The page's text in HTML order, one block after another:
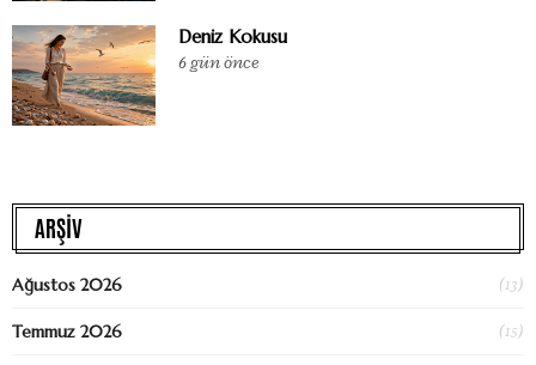
Deniz Kokusu
6 gün önce
ARŞİV
Ağustos 2026 (13)
Temmuz 2026 (15)